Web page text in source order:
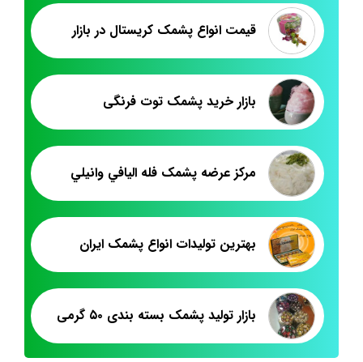
قیمت انواع پشمک کریستال در بازار
بازار خرید پشمک توت فرنگی
مرکز عرضه پشمک فله اليافي وانيلي
بهترین تولیدات انواع پشمک ایران
بازار تولید پشمک بسته بندی ۵۰ گرمی